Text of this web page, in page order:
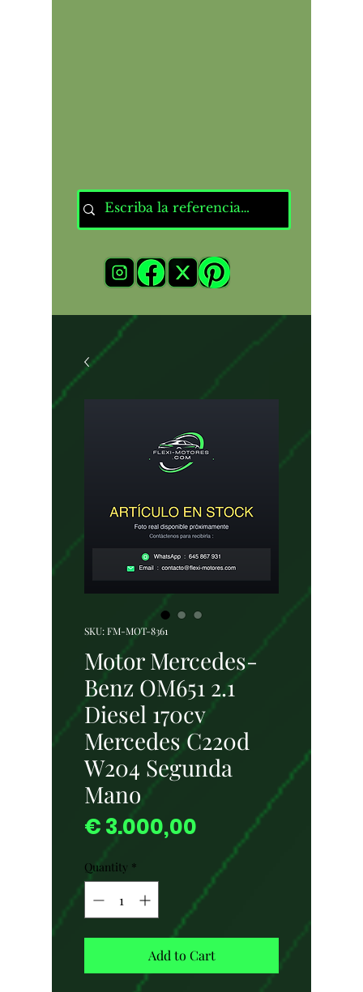
SKU: FM-MOT-8361
Motor Mercedes-
Benz OM651 2.1
Diesel 170cv
Mercedes C220d
W204 Segunda
Mano
€ 3.000,00 Price
Quantity *
Add to Cart